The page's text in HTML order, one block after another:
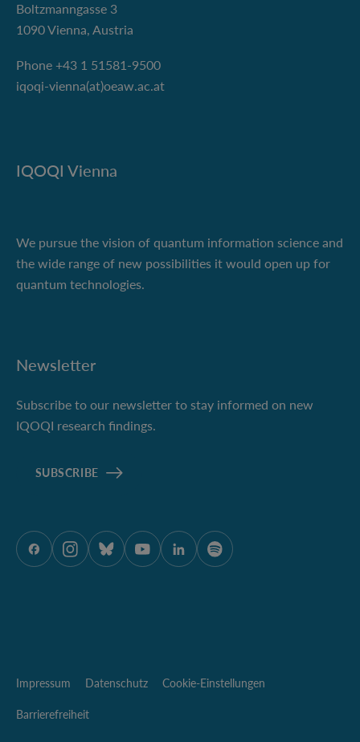
Boltzmanngasse 3
1090 Vienna, Austria
Phone +43 1 51581-9500
iqoqi-vienna(at)oeaw.ac.at
IQOQI Vienna
We pursue the vision of quantum information science and
the wide range of new possibilities it would open up for
quantum technologies.
Newsletter
Subscribe to our newsletter to stay informed on new
IQOQI research findings.
SUBSCRIBE
ÖAW auf Facebook
ÖAW auf Instagram
ÖAW auf Bluesky
ÖAW auf Youtube
ÖAW auf LinkedIn
ÖAW auf Spotify
Impressum Datenschutz Cookie-Einstellungen
Barrierefreiheit